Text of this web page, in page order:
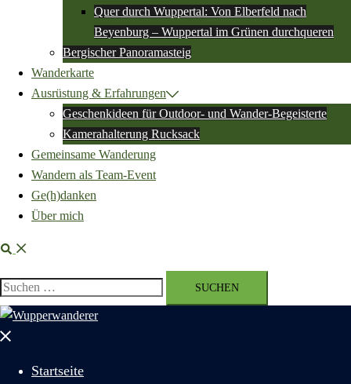
Quer durch Wuppertal: Von Elberfeld nach
Beyenburg – Wuppertal im Grünen durchqueren
Bergischer Panoramasteig
Wanderkarte
Ausrüstung & Erfahrungen
Geschenkideen für Outdoor- und Wander-Begeisterte
Kamerahalterung Rucksack
Gemeinsame Wanderung
Wandern als Team-Event
Ge(h)danken
Über mich
Suche
Suchen
nach:
Menü
Startseite